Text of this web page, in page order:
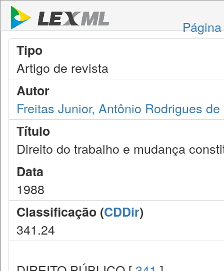
Tipo
Artigo de revista
Autor
Freitas Junior, Antônio Rodrigues de
Título
Direito do trabalho e mudança
Data
1988
Classificação (CDDir)
341.24